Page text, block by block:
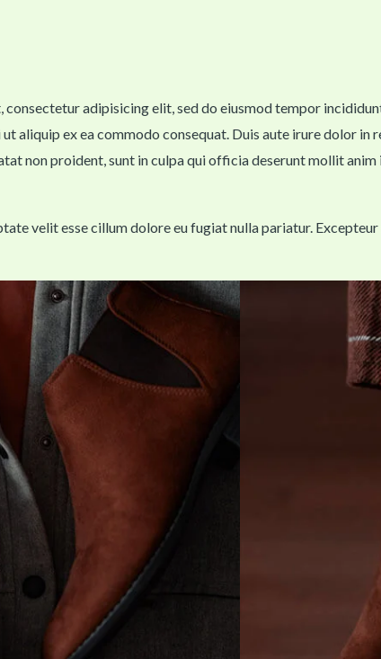
consectetur adipisicing elit, sed do eiusmod tempor
aliquip ex ea commodo consequat. Duis aute irure dolor
non proident, sunt in culpa qui officia deserunt mollit anim
velit esse cillum dolore eu fugiat nulla pariatur.